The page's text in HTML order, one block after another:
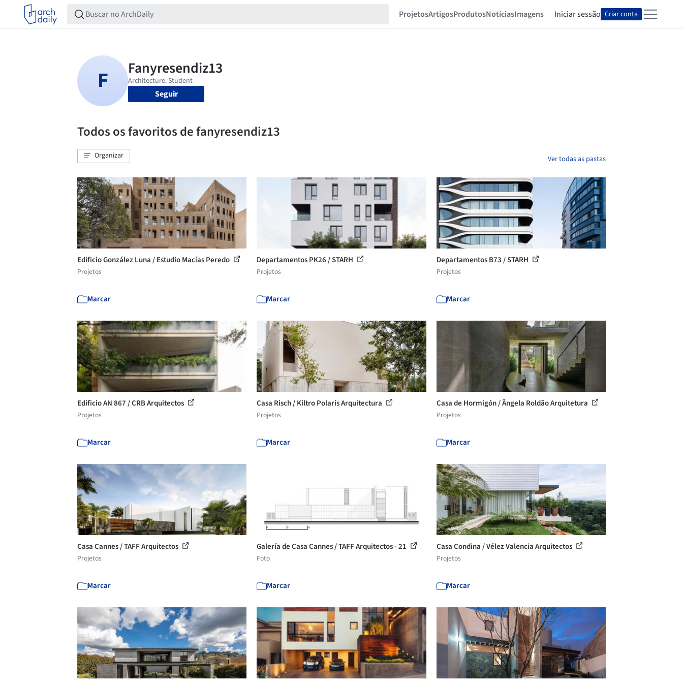
ProjetosArtigosProdutosNotíciasImagens Iniciar sessão Criar conta
Seguir
Todos os favoritos de fanyresendiz13
Organizar Ver todas as pastas
Edificio González Luna / Estudio Macías Peredo
Projetos
Marcar
Departamentos PK26 / STARH
Projetos
Marcar
Departamentos B73 / STARH
Projetos
Marcar
Edificio AN 867 / CRB Arquitectos
Projetos
Marcar
Casa Risch / Kiltro Polaris Arquitectura
Projetos
Marcar
Casa de Hormigón / Ângela Roldão Arquitetura
Projetos
Marcar
Casa Cannes / TAFF Arquitectos
Projetos
Marcar
Galería de Casa Cannes / TAFF Arquitectos - 21
Foto
Marcar
Casa Condina / Vélez Valencia Arquitectos
Projetos
Marcar